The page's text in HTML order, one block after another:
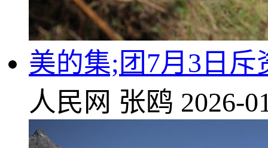
美的集;团7月3日
人民网 张鸥 2026-